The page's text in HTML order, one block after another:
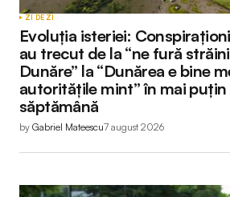
ZI DE ZI
Evoluția isteriei:
au trecut de la “ne fură
Dunăre” la “Dunărea e bine
autoritățile mint” în mai puțin
săptămână
by Gabriel Mateescu7 august 2026